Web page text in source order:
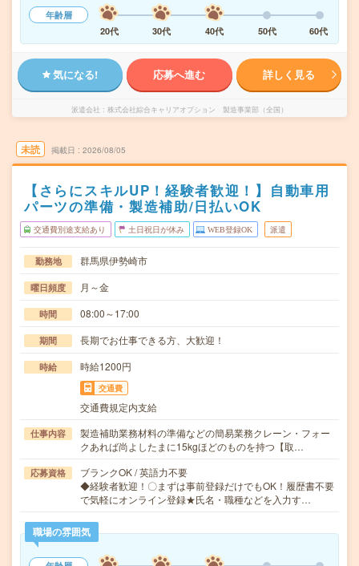
年齢層
20代
30代 40代 50代 60代
気になる! 応募へ進む 詳しく見る
派遣会社 株式会社綜合キャリアオプション 製造事業部（全国）
未読 掲載日 2026/08/05
【さらにスキルUP！経験者歓迎！】自動車用
パーツの準備・製造補助/日払いOK
交通費別途支給あり 土日祝日が休み WEB登録OK 派遣
勤務地 群馬県伊勢崎市
曜日頻度 月～金
時間 08:00～17:00
期間 長期でお仕事できる方、大歓迎！
時給 時給1200円
交通費
交通費規定内支給
仕事内容
製造補助業務材料の準備などの簡易業務クレーン・フォー
クあれば尚よしたまに15kgほどのものを持つ【取…
応募資格
ブランクOK / 英語力不要
◆経験者歓迎！〇まずは事前登録だけでもOK！履歴書不要
で気軽にオンライン登録★氏名・職種などを入力す…
職場の雰囲気